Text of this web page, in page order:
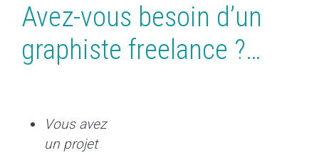
Avez-vous besoin d’un
graphiste freelance ?…
Vous avez
un projet